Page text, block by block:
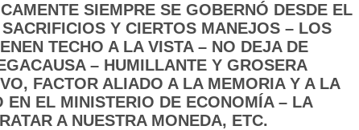
SIEMPRE SE GOBERNÓ DESDE EL
Y CIERTOS MANEJOS – LOS
TECHO A LA VISTA – NO DEJA DE
– HUMILLANTE Y GROSERA
FACTOR ALIADO A LA MEMORIA Y A LA
EL MINISTERIO DE ECONOMÍA – LA
A NUESTRA MONEDA, ETC.